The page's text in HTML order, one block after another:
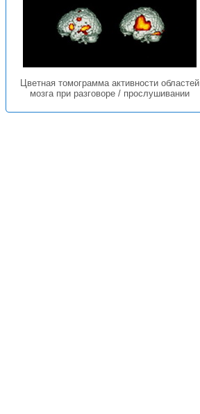
Цветная томограмма активности областей
мозга при разговоре / прослушивании